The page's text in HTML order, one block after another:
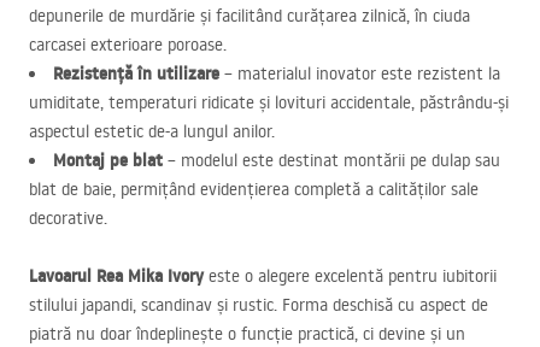
depunerile de murdărie și facilitând curățarea zilnică, în ciuda
carcasei exterioare poroase.
Rezistență în utilizare – materialul inovator este rezistent la
umiditate, temperaturi ridicate și lovituri accidentale, păstrându-și
aspectul estetic de-a lungul anilor.
Montaj pe blat – modelul este destinat montării pe dulap sau
blat de baie, permițând evidențierea completă a calităților sale
decorative.
Lavoarul Rea Mika Ivoryeste o alegere excelentă pentru iubitorii
stilului japandi, scandinav și rustic. Forma deschisă cu aspect de
piatră nu doar îndeplinește o funcție practică, ci devine și un